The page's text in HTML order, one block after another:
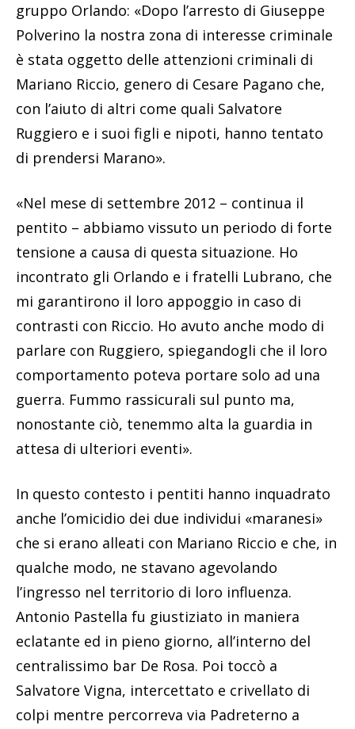
gruppo Orlando: «Dopo l’arresto di Giuseppe
Polverino la nostra zona di interesse criminale
è stata oggetto delle attenzioni criminali di
Mariano Riccio, genero di Cesare Pagano che,
con l’aiuto di altri come quali Salvatore
Ruggiero e i suoi figli e nipoti, hanno tentato
di prendersi Marano».
«Nel mese di settembre 2012 – continua il
pentito – abbiamo vissuto un periodo di forte
tensione a causa di questa situazione. Ho
incontrato gli Orlando e i fratelli Lubrano, che
mi garantirono il loro appoggio in caso di
contrasti con Riccio. Ho avuto anche modo di
parlare con Ruggiero, spiegandogli che il loro
comportamento poteva portare solo ad una
guerra. Fummo rassicurali sul punto ma,
nonostante ciò, tenemmo alta la guardia in
attesa di ulteriori eventi».
In questo contesto i pentiti hanno inquadrato
anche l’omicidio dei due individui «maranesi»
che si erano alleati con Mariano Riccio e che, in
qualche modo, ne stavano agevolando
l’ingresso nel territorio di loro influenza.
Antonio Pastella fu giustiziato in maniera
eclatante ed in pieno giorno, all’interno del
centralissimo bar De Rosa. Poi toccò a
Salvatore Vigna, intercettato e crivellato di
colpi mentre percorreva via Padreterno a